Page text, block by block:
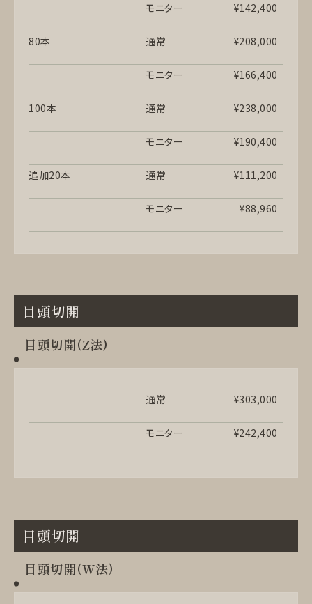
モニター ¥142,400
80本 通常 ¥208,000
モニター ¥166,400
100本 通常 ¥238,000
モニター ¥190,400
追加20本 通常 ¥111,200
モニター ¥88,960
目頭切開
目頭切開(Z法)
通常 ¥303,000
モニター ¥242,400
目頭切開
目頭切開(W法)